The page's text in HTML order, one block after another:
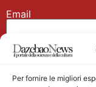
Per fornire le migliori
Email
Nome